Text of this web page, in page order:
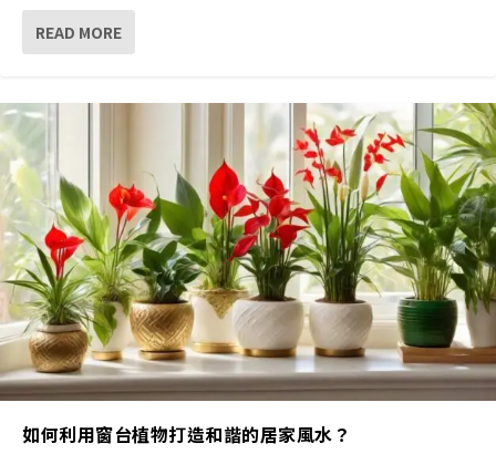
READ MORE
如何利用窗台植物打造和諧的居家風水？